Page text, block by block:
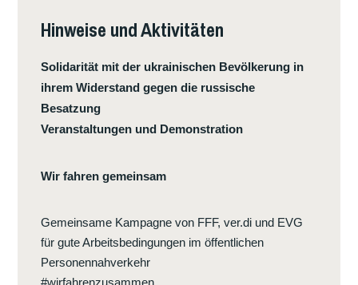
Hinweise und Aktivitäten
Solidarität mit der ukrainischen Bevölkerung in
ihrem Widerstand gegen die russische
Besatzung
Veranstaltungen und Demonstration
Wir fahren gemeinsam
Gemeinsame Kampagne von FFF, ver.di und EVG
für gute Arbeitsbedingungen im öffentlichen
Personennahverkehr